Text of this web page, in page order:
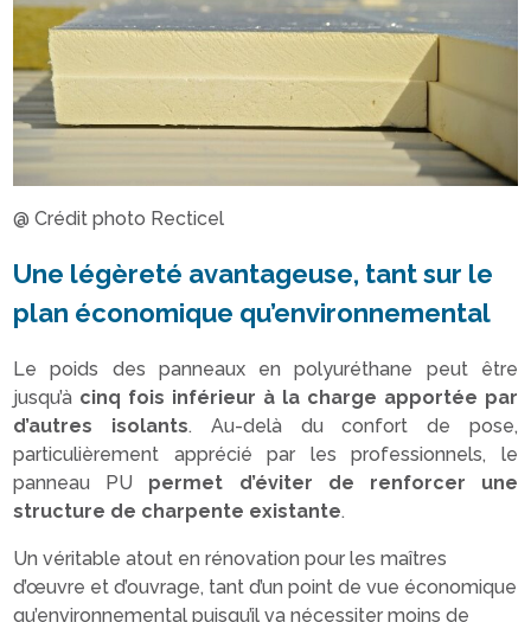
@ Crédit photo Recticel
Une légèreté avantageuse, tant sur le
plan économique qu’environnemental
Le poids des panneaux en polyuréthane peut être
jusqu’à cinq fois inférieur à la charge apportée par
d’autres isolants. Au-delà du confort de pose,
particulièrement apprécié par les professionnels, le
panneau PU permet d’éviter de renforcer une
structure de charpente existante.
Un véritable atout en rénovation pour les maîtres
d’œuvre et d’ouvrage, tant d’un point de vue économique
qu’environnemental puisqu’il va nécessiter moins de